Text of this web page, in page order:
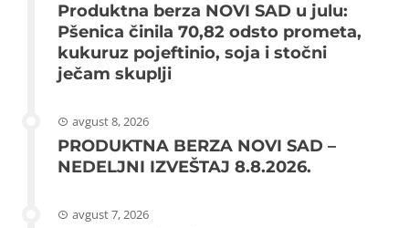
Produktna berza NOVI SAD u julu:
Pšenica činila 70,82 odsto prometa,
kukuruz pojeftinio, soja i stočni
ječam skuplji
avgust 8, 2026
PRODUKTNA BERZA NOVI SAD –
NEDELJNI IZVEŠTAJ 8.8.2026.
avgust 7, 2026